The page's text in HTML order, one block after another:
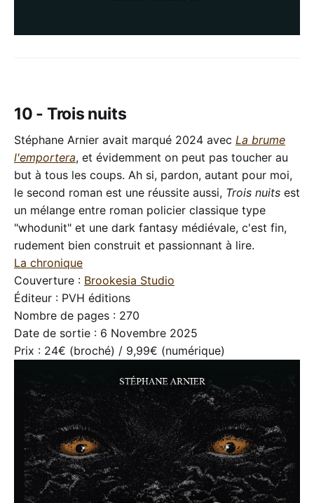
10 - Trois nuits
Stéphane Arnier avait marqué 2024 avec La brume
l'emportera, et évidemment on peut pas toucher au
but à tous les coups. Ah si, pardon, autant pour moi,
le second roman est une réussite aussi, Trois nuits est
un mélange entre roman policier classique type
"whodunit" et une dark fantasy médiévale, c'est fin,
rudement bien construit et passionnant à lire.
La chronique
Couverture : Brookesia Studio
Éditeur : PVH éditions
Nombre de pages : 270
Date de sortie : 6 Novembre 2025
Prix : 24€ (broché) / 9,99€ (numérique)